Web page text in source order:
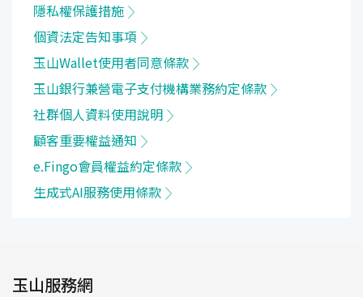
隱私權保護措施
個資法定告知事項
玉山Wallet使用者同意條款
玉山銀行兼營電子支付機構業務約定條款
社群個人資料使用說明
顧客重要權益通知
e.Fingo會員權益約定條款
生成式AI服務使用條款
玉山服務網